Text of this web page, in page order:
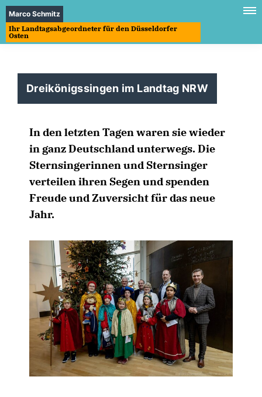
Marco Schmitz
Ihr Landtagsabgeordneter für den Düsseldorfer
Osten
Dreikönigssingen im Landtag NRW
In den letzten Tagen waren sie wieder
in ganz Deutschland unterwegs. Die
Sternsingerinnen und Sternsinger
verteilen ihren Segen und spenden
Freude und Zuversicht für das neue
Jahr.